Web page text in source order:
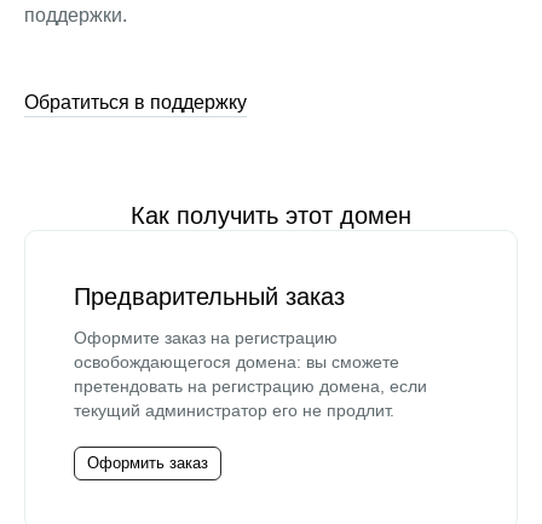
поддержки.
Обратиться в поддержку
Как получить этот домен
Предварительный заказ
Оформите заказ на регистрацию
освобождающегося домена: вы сможете
претендовать на регистрацию домена, если
текущий администратор его не продлит.
Оформить заказ